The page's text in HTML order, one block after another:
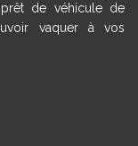
de véhicule de
vaquer à vos